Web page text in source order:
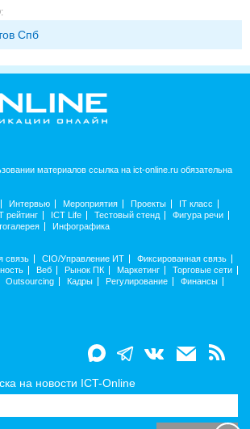
Спб
материалов ссылка на ict-online.ru обязательна
Интервью Мероприятия Проекты
IT класс
рейтинг ICT Life Тестовый стенд
Фигура речи
Инфографика
связь CIO/Управление ИТ
Фиксированная связь
Веб Рынок ПК Маркетинг
Торговые сети
Outsourcing Кадры Регулирование
Финансы
на новости ICT-Online